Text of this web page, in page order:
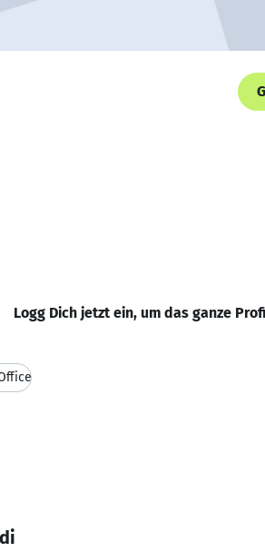
Logg Dich jetzt ein, um das ganze